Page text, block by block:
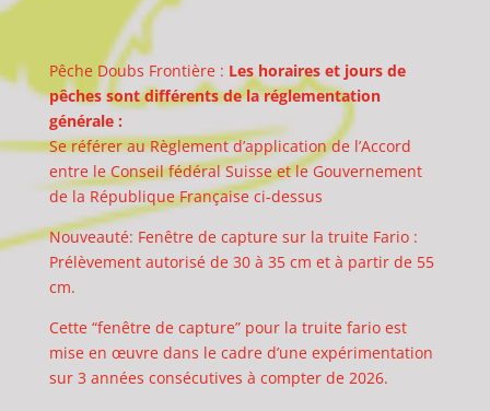
Pêche Doubs Frontière : Les horaires et jours de
pêches sont différents de la réglementation
générale :
Se référer au Règlement d’application de l’Accord
entre le Conseil fédéral Suisse et le Gouvernement
de la République Française ci-dessus
Nouveauté: Fenêtre de capture sur la truite Fario :
Prélèvement autorisé de 30 à 35 cm et à partir de 55
cm.
Cette “fenêtre de capture” pour la truite fario est
mise en œuvre dans le cadre d’une expérimentation
sur 3 années consécutives à compter de 2026.